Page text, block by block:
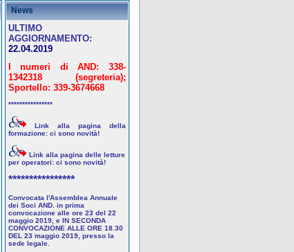
News
ULTIMO
AGGIORNAMENTO:
22.04.2019
I numeri di AND: 338-
1342318 (segreteria);
Sportello: 339-3674668
****************
Link alla pagina della
formazione: ci sono novità!
Link alla pagina delle letture
per operatori: ci sono novità!
****************
Convocata l'Assemblea Annuale
dei Soci AND. in prima
convocazione alle ore 23 del 22
maggio 2019, e IN SECONDA
CONVOCAZIONE ALLE ORE 18.30
DEL 23 maggio 2019, presso la
sede legale.